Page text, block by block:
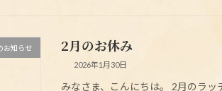
お知らせ 2月のお休み
2026年1月30日
みなさま、こんにちは。 2月のラ